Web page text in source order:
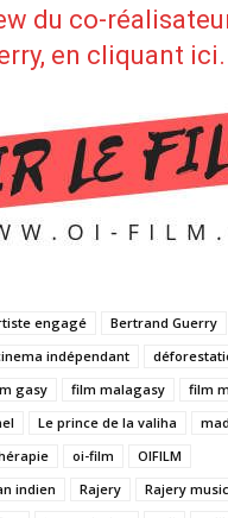
du co-
en cliquant ici.
engagé
Bertrand Guerry
indépendant
gasy film malagasy
film
Le prince de la valiha
oi-film
OIFILM
indien
Rajery Rajery